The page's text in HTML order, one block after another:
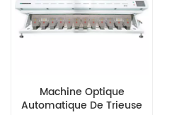
Machine Optique
Automatique De Trieuse